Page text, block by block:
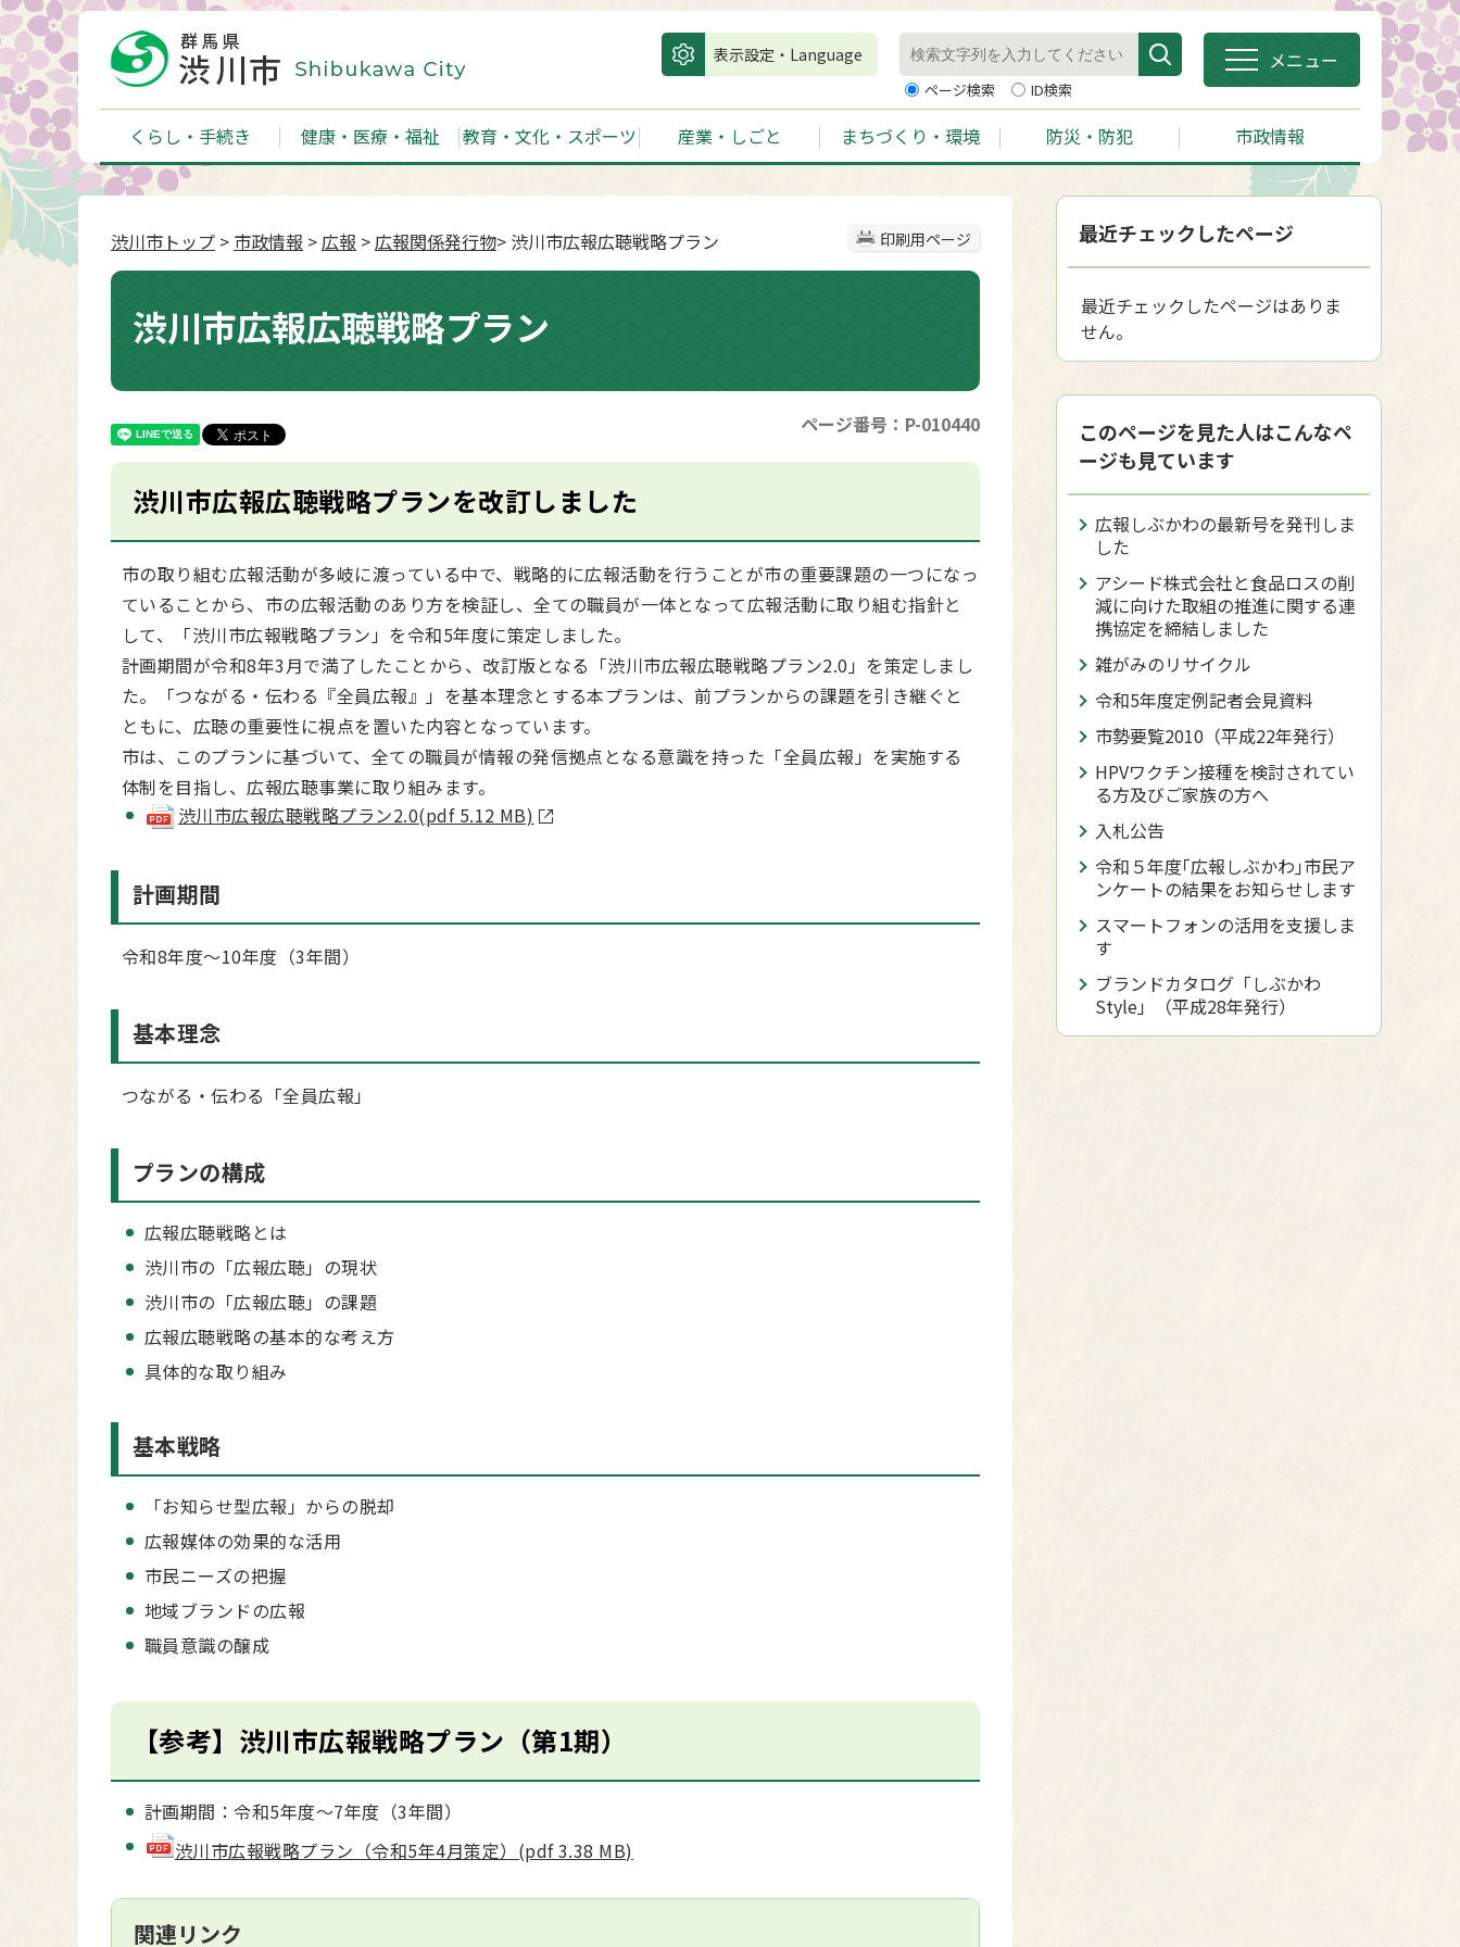
表示設定・Language
ページ検索 ID検索
メニュー
くらし・手続き 健康・医療・福祉 教育・文化・スポーツ 産業・しごと まちづくり・環境 防災・防犯 市政情報
印刷用ページ
渋川市トップ > 市政情報 >広報 >広報関係発行物> 渋川市広報広聴戦略プラン
渋川市広報広聴戦略プラン
ページ番号：P-010440
渋川市広報広聴戦略プランを改訂しました
市の取り組む広報活動が多岐に渡っている中で、戦略的に広報活動を行うことが市の重要課題の一つになっ
ていることから、市の広報活動のあり方を検証し、全ての職員が一体となって広報活動に取り組む指針と
して、「渋川市広報戦略プラン」を令和5年度に策定しました。
計画期間が令和8年3月で満了したことから、改訂版となる「渋川市広報広聴戦略プラン2.0」を策定しまし
た。「つながる・伝わる『全員広報』」を基本理念とする本プランは、前プランからの課題を引き継ぐと
ともに、広聴の重要性に視点を置いた内容となっています。
市は、このプランに基づいて、全ての職員が情報の発信拠点となる意識を持った「全員広報」を実施する
体制を目指し、広報広聴事業に取り組みます。
渋川市広報広聴戦略プラン2.0(pdf 5.12 MB)
計画期間
令和8年度～10年度（3年間）
基本理念
つながる・伝わる「全員広報」
プランの構成
広報広聴戦略とは
渋川市の「広報広聴」の現状
渋川市の「広報広聴」の課題
広報広聴戦略の基本的な考え方
具体的な取り組み
基本戦略
「お知らせ型広報」からの脱却
広報媒体の効果的な活用
市民ニーズの把握
地域ブランドの広報
職員意識の醸成
【参考】渋川市広報戦略プラン（第1期）
計画期間：令和5年度～7年度（3年間）
渋川市広報戦略プラン（令和5年4月策定）(pdf 3.38 MB)
関連リンク
最近チェックしたページ
最近チェックしたページはありま
せん。
このページを見た人はこんなペ
ージも見ています
広報しぶかわの最新号を発刊しま
した
アシード株式会社と食品ロスの削
減に向けた取組の推進に関する連
携協定を締結しました
雑がみのリサイクル
令和5年度定例記者会見資料
市勢要覧2010（平成22年発行）
HPVワクチン接種を検討されてい
る方及びご家族の方へ
入札公告
令和５年度｢広報しぶかわ｣市民ア
ンケートの結果をお知らせします
スマートフォンの活用を支援しま
す
ブランドカタログ「しぶかわ
Style」（平成28年発行）